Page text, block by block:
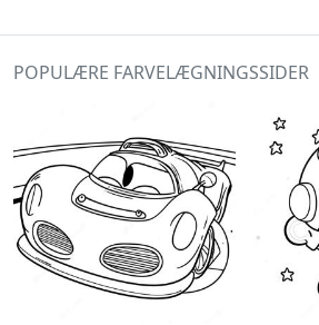
POPULÆRE FARVELÆGNINGSSIDER